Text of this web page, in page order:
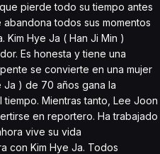
pierde todo su tiempo antes
todos sus momentos
Kim Hye Ja ( Han Ji Min )
Es honesta y tiene una
se convierte en una mujer
Ja ) de 70 años gana la
Mientras tanto, Lee Joon
en reportero. Ha trabajado
vive su vida
con Kim Hye Ja. Todos